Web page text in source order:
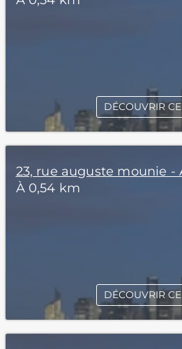
DÉCOUVRIR
23, rue auguste mounie -
À 0,54 km
DÉCOUVRIR